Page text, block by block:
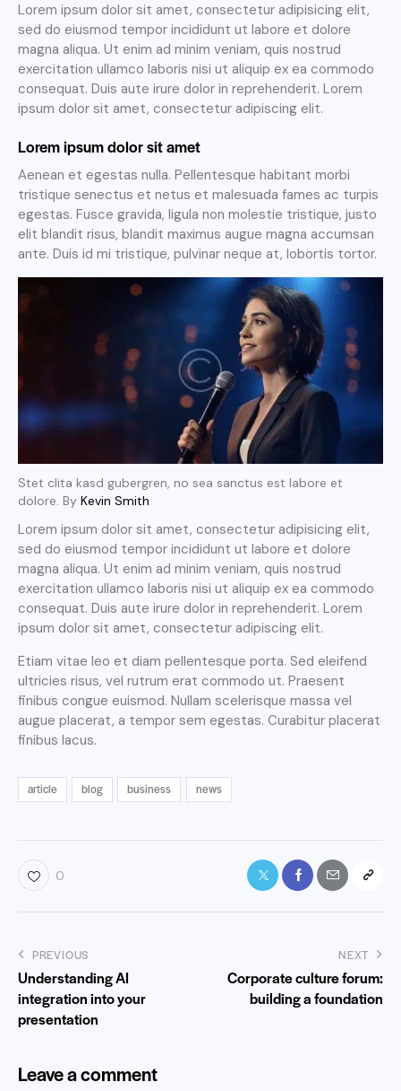
Lorem ipsum dolor sit amet, consectetur adipisicing elit,
sed do eiusmod tempor incididunt ut labore et dolore
magna aliqua. Ut enim ad minim veniam, quis nostrud
exercitation ullamco laboris nisi ut aliquip ex ea commodo
consequat. Duis aute irure dolor in reprehenderit. Lorem
ipsum dolor sit amet, consectetur adipiscing elit.
Lorem ipsum dolor sit amet
Aenean et egestas nulla. Pellentesque habitant morbi
tristique senectus et netus et malesuada fames ac turpis
egestas. Fusce gravida, ligula non molestie tristique, justo
elit blandit risus, blandit maximus augue magna accumsan
ante. Duis id mi tristique, pulvinar neque at, lobortis tortor.
Stet clita kasd gubergren, no sea sanctus est labore et
dolore. By Kevin Smith
Lorem ipsum dolor sit amet, consectetur adipisicing elit,
sed do eiusmod tempor incididunt ut labore et dolore
magna aliqua. Ut enim ad minim veniam, quis nostrud
exercitation ullamco laboris nisi ut aliquip ex ea commodo
consequat. Duis aute irure dolor in reprehenderit. Lorem
ipsum dolor sit amet, consectetur adipiscing elit.
Etiam vitae leo et diam pellentesque porta. Sed eleifend
ultricies risus, vel rutrum erat commodo ut. Praesent
finibus congue euismod. Nullam scelerisque massa vel
augue placerat, a tempor sem egestas. Curabitur placerat
finibus lacus.
article blog business news
0
PREVIOUS
Understanding AI
integration into your
presentation
NEXT
Corporate culture forum:
building a foundation
Leave a comment